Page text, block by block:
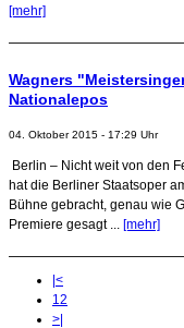
[mehr]
Wagners
Nationalepos
04. Oktober 2015 - 17:29 Uhr
Berlin – Nicht weit von den
hat die Berliner Staatsoper
Bühne gebracht, genau wie
Premiere gesagt ... [mehr]
|<
1 2
>|